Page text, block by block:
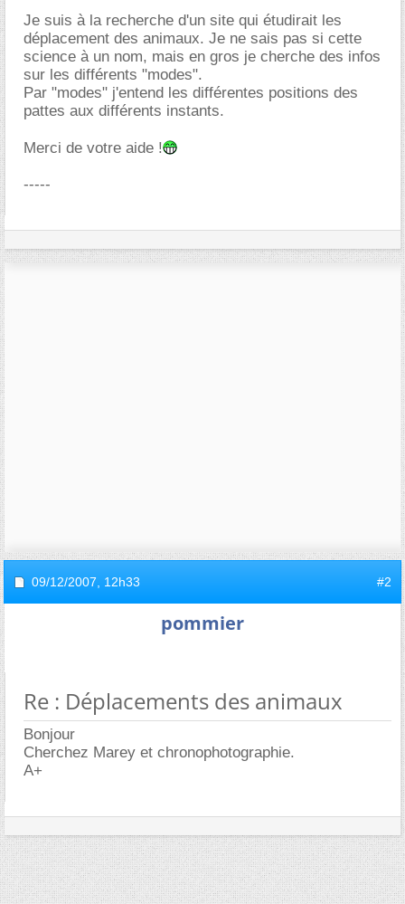
Je suis à la recherche d'un site qui étudirait les
déplacement des animaux. Je ne sais pas si cette
science à un nom, mais en gros je cherche des infos
sur les différents "modes".
Par "modes" j'entend les différentes positions des
pattes aux différents instants.
Merci de votre aide !
-----
09/12/2007, 12h33 #2
pommier
Re : Déplacements des animaux
Bonjour
Cherchez Marey et chronophotographie.
A+